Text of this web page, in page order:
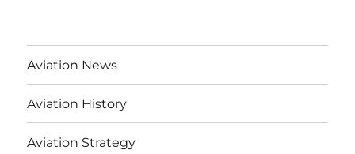
Aviation News
Aviation History
Aviation Strategy